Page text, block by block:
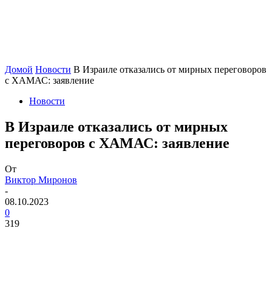
Домой Новости В Израиле отказались от мирных переговоров
с ХАМАС: заявление
Новости
В Израиле отказались от мирных
переговоров с ХАМАС: заявление
От
Виктор Миронов
-
08.10.2023
0
319